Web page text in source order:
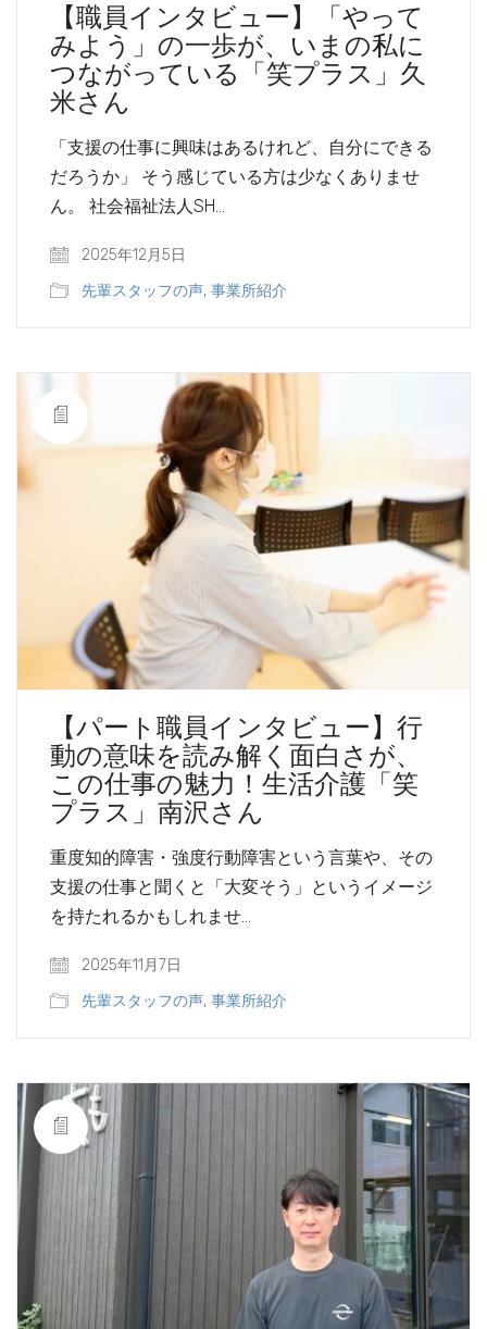
【職員インタビュー】「やって
みよう」の一歩が、いまの私に
つながっている「笑プラス」久
米さん
「支援の仕事に興味はあるけれど、自分にできる
だろうか」 そう感じている方は少なくありませ
ん。 社会福祉法人SH…
2025年12月5日
先輩スタッフの声, 事業所紹介
【パート職員インタビュー】行
動の意味を読み解く面白さが、
この仕事の魅力！生活介護「笑
プラス」南沢さん
重度知的障害・強度行動障害という言葉や、その
支援の仕事と聞くと「大変そう」というイメージ
を持たれるかもしれませ…
2025年11月7日
先輩スタッフの声, 事業所紹介